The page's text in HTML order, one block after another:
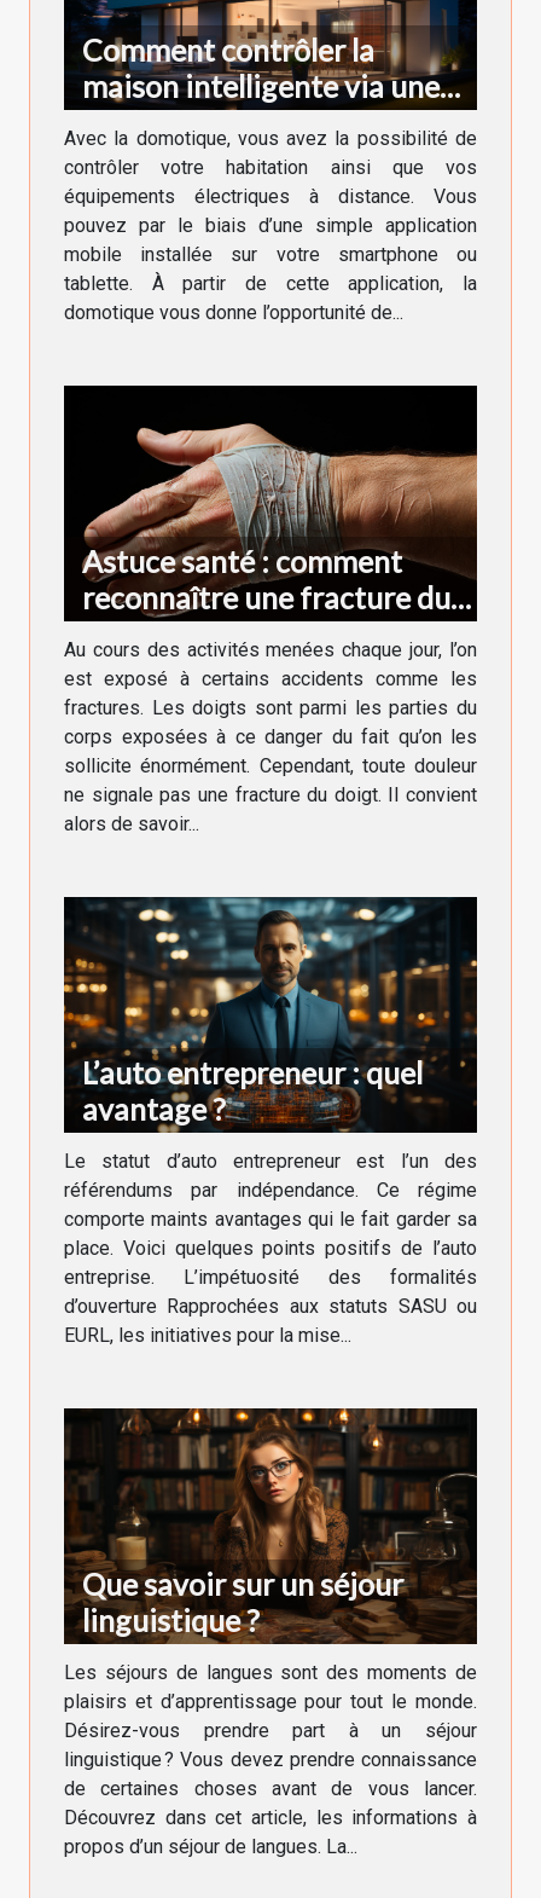
Comment contrôler la
maison intelligente via une
application ?
Avec la domotique, vous avez la possibilité de
contrôler votre habitation ainsi que vos
équipements électriques à distance. Vous
pouvez par le biais d’une simple application
mobile installée sur votre smartphone ou
tablette. À partir de cette application, la
domotique vous donne l’opportunité de...
Astuce santé : comment
reconnaître une fracture du
doigt ?
Au cours des activités menées chaque jour, l’on
est exposé à certains accidents comme les
fractures. Les doigts sont parmi les parties du
corps exposées à ce danger du fait qu’on les
sollicite énormément. Cependant, toute douleur
ne signale pas une fracture du doigt. Il convient
alors de savoir...
L’auto entrepreneur : quel
avantage ?
Le statut d’auto entrepreneur est l’un des
référendums par indépendance. Ce régime
comporte maints avantages qui le fait garder sa
place. Voici quelques points positifs de l’auto
entreprise. L’impétuosité des formalités
d’ouverture Rapprochées aux statuts SASU ou
EURL, les initiatives pour la mise...
Que savoir sur un séjour
linguistique ?
Les séjours de langues sont des moments de
plaisirs et d’apprentissage pour tout le monde.
Désirez-vous prendre part à un séjour
linguistique ? Vous devez prendre connaissance
de certaines choses avant de vous lancer.
Découvrez dans cet article, les informations à
propos d’un séjour de langues. La...